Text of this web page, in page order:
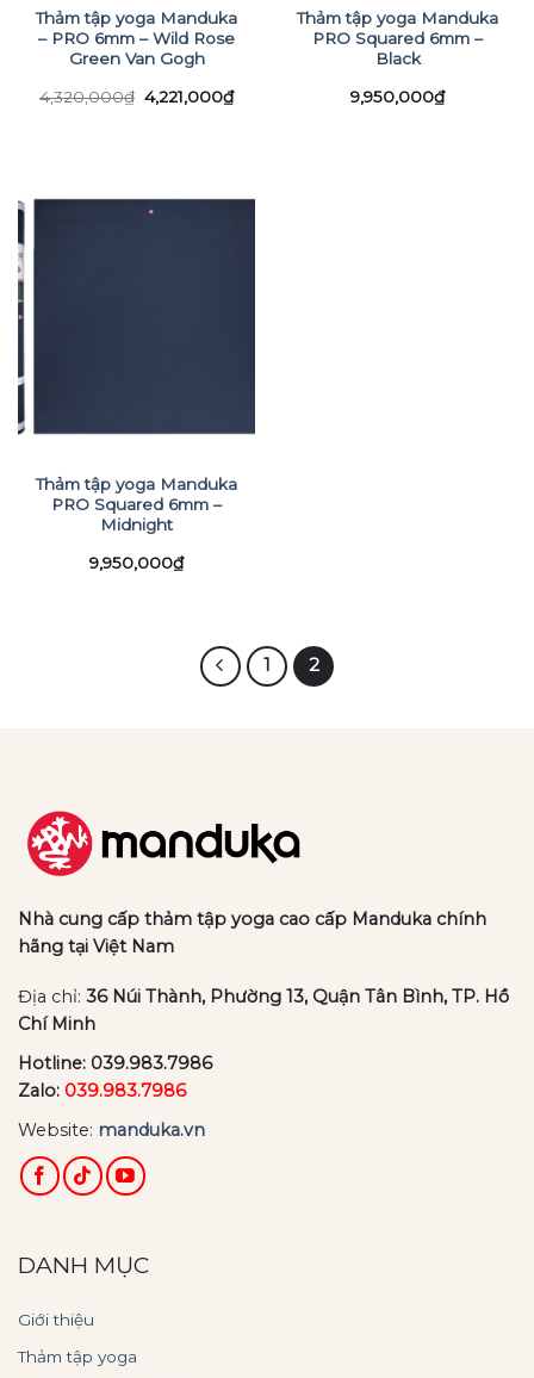
Thảm tập yoga Manduka
– PRO 6mm – Wild Rose
Green Van Gogh
4,320,000₫ Giá
gốc
4,221,000₫Giá
hiện
Thảm tập yoga Manduka
PRO Squared 6mm –
Black
9,950,000₫
Thảm tập yoga Manduka
PRO Squared 6mm –
Midnight
9,950,000₫
1 2
Nhà cung cấp thảm tập yoga cao cấp Manduka chính
hãng tại Việt Nam
Địa chỉ: 36 Núi Thành, Phường 13, Quận Tân Bình, TP. Hồ
Chí Minh
Hotline: 039.983.7986
Zalo: 039.983.7986
Website: manduka.vn
DANH MỤC
Giới thiệu
Thảm tập yoga